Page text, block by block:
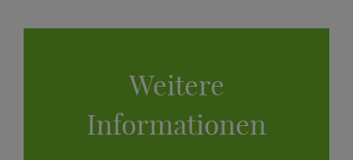
Weitere
Informationen